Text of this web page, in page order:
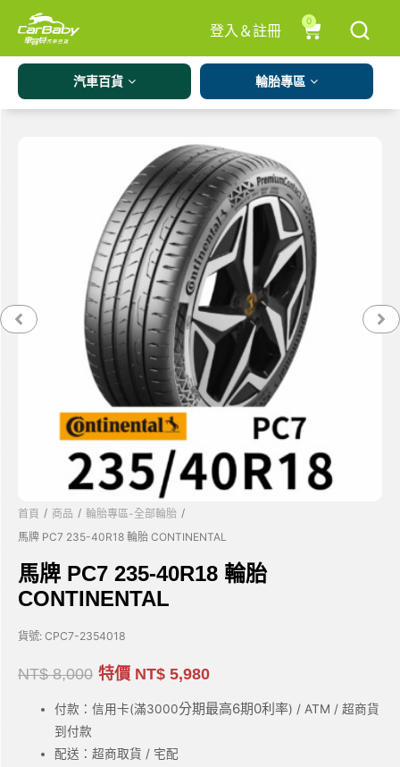
登入＆註冊
0
汽車百貨 輪胎專區
首頁 / 商品 / 輪胎專區-全部輪胎 /
馬牌 PC7 235-40R18 輪胎 CONTINENTAL
馬牌 PC7 235-40R18 輪胎
CONTINENTAL
貨號: CPC7-2354018
NT$8,000 特價 NT$ 5,980
付款：信用卡(滿3000分期最高6期0利率) / ATM / 超商貨
到付款
配送：超商取貨 / 宅配